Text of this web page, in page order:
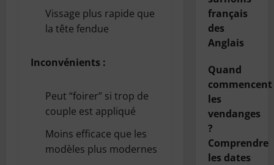
Vissage plus rapide que
la tête fendue
Inconvénients :
Peut “foirer” si trop de
couple est appliqué
Moins efficace que les
modèles plus modernes
français
des
Anglais
Quand
commencent
les
vendanges
?
Comprendre
les dates